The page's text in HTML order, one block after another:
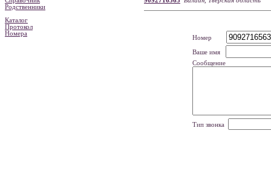
Родственники
Каталог
Протокол
Номера
Номер
Ваше имя
Сообщение
Тип звонка